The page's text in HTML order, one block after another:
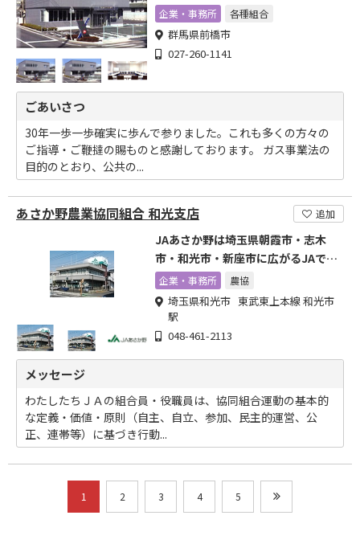
企業・事務所 各種組合
群馬県前橋市
027-260-1141
ごあいさつ
30年一歩一歩確実に歩んで参りました。これも多くの方々の
ご指導・ご鞭撻の賜ものと感謝しております。 ガス事業法の
目的のとおり、公共の...
あさか野農業協同組合 和光支店 追加
JAあさか野は埼玉県朝霞市・志木
市・和光市・新座市に広がるJAで
す。
企業・事務所 農協
埼玉県和光市 東武東上本線 和光市
駅
048-461-2113
メッセージ
わたしたちＪＡの組合員・役職員は、協同組合運動の基本的
な定義・価値・原則（自主、自立、参加、民主的運営、公
正、連帯等）に基づき行動...
1 2 3 4 5